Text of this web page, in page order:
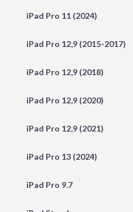
iPad Pro 11 (2024)
iPad Pro 12,9 (2015-2017)
iPad Pro 12,9 (2018)
iPad Pro 12,9 (2020)
iPad Pro 12,9 (2021)
iPad Pro 13 (2024)
iPad Pro 9.7